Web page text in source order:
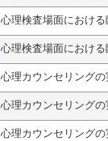
心理検査場面におけ
心理検査場面におけ
心理カウンセリングの
心理カウンセリングの
心理カウンセリングの